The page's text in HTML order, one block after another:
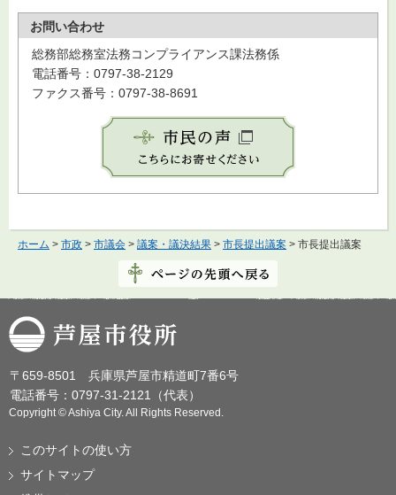
お問い合わせ
総務部総務室法務コンプライアンス課法務係
電話番号：0797-38-2129
ファクス番号：0797-38-8691
ホーム > 市政 > 市議会 > 議案・議決結果 > 市長提出議案 > 市長提出議案
芦屋市役所
〒659-8501 兵庫県芦屋市精道町7番6号
電話番号：0797-31-2121（代表）
Copyright © Ashiya City. All Rights Reserved.
このサイトの使い方
サイトマップ